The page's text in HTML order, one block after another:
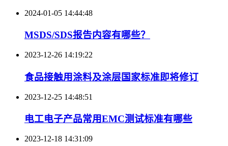
2024-01-05 14:44:48
MSDS/SDS报告内容有哪些？
2023-12-26 14:19:22
食品接触用涂料及涂层国家标准即将修订
2023-12-25 14:48:51
电工电子产品常用EMC测试标准有哪些
2023-12-18 14:31:09